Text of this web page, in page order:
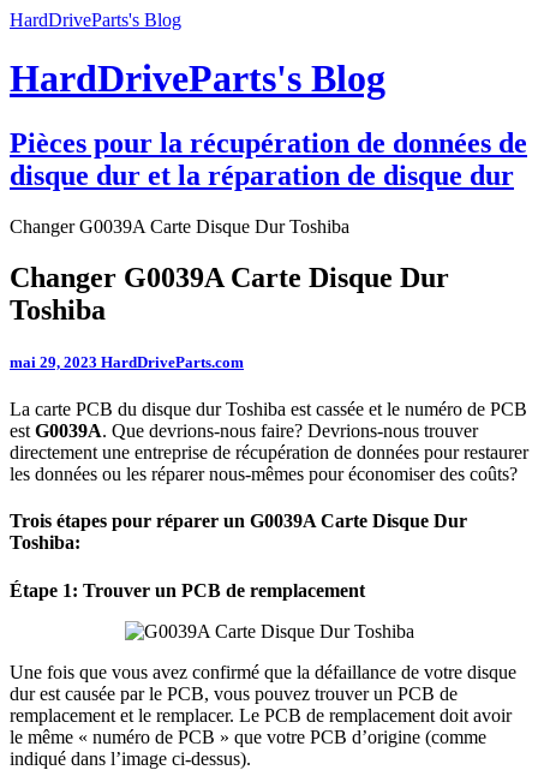
HardDriveParts's Blog
HardDriveParts's Blog
Pièces pour la récupération de données de
disque dur et la réparation de disque dur
Changer G0039A Carte Disque Dur Toshiba
Changer G0039A Carte Disque Dur
Toshiba
mai 29, 2023 HardDriveParts.com
La carte PCB du disque dur Toshiba est cassée et le numéro de PCB
est G0039A. Que devrions-nous faire? Devrions-nous trouver
directement une entreprise de récupération de données pour restaurer
les données ou les réparer nous-mêmes pour économiser des coûts?
Trois étapes pour réparer un G0039A Carte Disque Dur
Toshiba:
Étape 1: Trouver un PCB de remplacement
Une fois que vous avez confirmé que la défaillance de votre disque
dur est causée par le PCB, vous pouvez trouver un PCB de
remplacement et le remplacer. Le PCB de remplacement doit avoir
le même « numéro de PCB » que votre PCB d’origine (comme
indiqué dans l’image ci-dessus).